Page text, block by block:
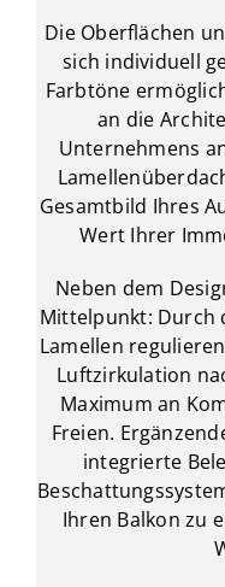
Die Oberflächen
sich individuell
Farbtöne
an die
Unternehmens
Gesamtbild Ihres
Wert Ihrer
Neben dem
Mittelpunkt: Durch
Lamellen
Luftzirkulation
Maximum an
Freien.
integrierte
Ihren Balkon zu